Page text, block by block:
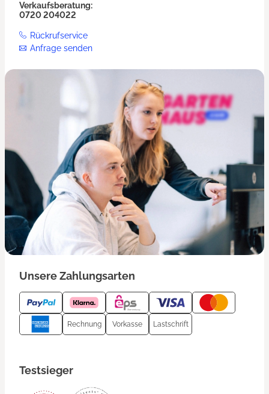
Verkaufsberatung:
0720 204022
Rückrufservice
Anfrage senden
Unsere Zahlungsarten
Rechnung Vorkasse Lastschrift
Testsieger